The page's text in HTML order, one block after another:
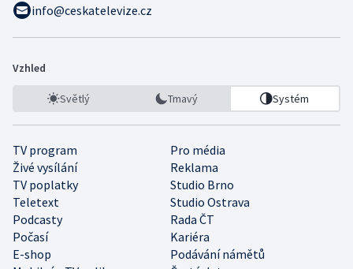
info@ceskatelevize.cz
Vzhled
Světlý Tmavý Systém
TV program
Pro média
Živé vysílání
Reklama
TV poplatky
Studio Brno
Teletext
Studio Ostrava
Podcasty
Rada ČT
Počasí
Kariéra
E-shop
Podávání námětů